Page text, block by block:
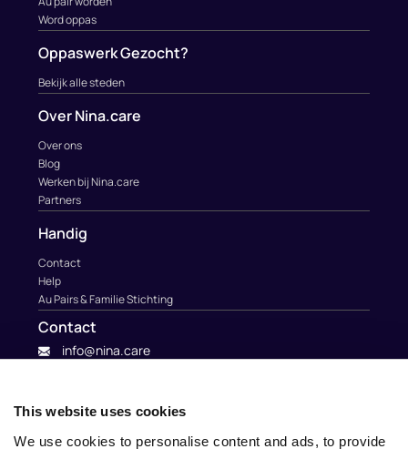
This website uses cookies
We use cookies to personalise content and ads, to provide
Word oppas
Oppaswerk Gezocht?
Bekijk alle steden
Over Nina.care
Over ons
Blog
Werken bij Nina.care
Partners
Handig
Contact
Help
Au Pairs & Familie Stichting
Contact
info@nina.care